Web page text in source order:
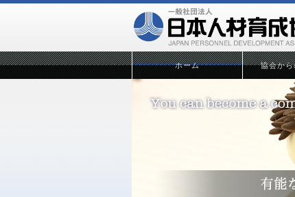
ホーム 協会か